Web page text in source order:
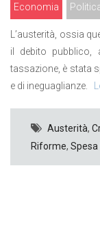
Economia
L’austerità, ossia
il debito pubblico,
tassazione, è stata
e di ineguaglianze.
Austerità,
Riforme, Spesa